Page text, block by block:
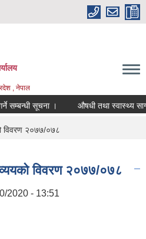
, नेपाल
सूचना । औषधी तथा स्वास्थ्य
विवरण २०७७/०७८
विवरण २०७७/०७८
2020 - 13:51